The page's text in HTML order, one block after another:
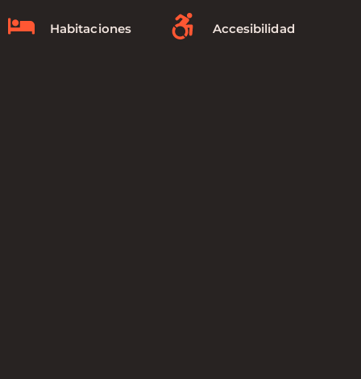
Habitaciones Accesibilidad